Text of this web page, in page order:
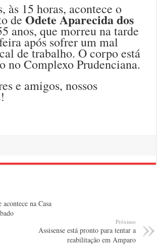
às 15 horas, acontece o
deOdete Aparecida dos
anos, que morreu na tarde
após sofrer um mal
de trabalho. O corpo está
no Complexo Prudenciana.
e amigos, nossos
na Casa
Próximo
Assisense está pronto para tentar a
reabilitação em Amparo